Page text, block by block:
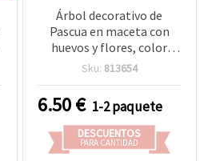
Árbol decorativo de
Pascua en maceta con
huevos y flores, color
rosa, 350 x 95 mm
Sku: 813654
6.50€ 1-2 paquete
DESCUENTOS
PARA CANTIDAD